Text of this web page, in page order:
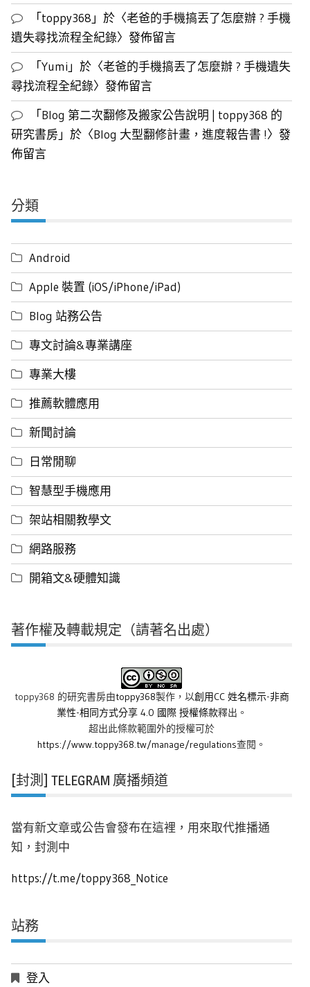
「toppy368 」於〈老爸的手機搞丟了怎麼辦 ? 手機
遺失尋找流程全紀錄〉發佈留言
「Yumi 」於〈老爸的手機搞丟了怎麼辦 ? 手機遺失
尋找流程全紀錄〉發佈留言
「Blog 第二次翻修及搬家公告說明 | toppy368 的
研究書房」於〈Blog 大型翻修計畫，進度報告書 !〉發
佈留言
分類
Android
Apple 裝置 (iOS/iPhone/iPad)
Blog 站務公告
專文討論&專業講座
專業大樓
推薦軟體應用
新聞討論
日常閒聊
智慧型手機應用
架站相關教學文
網路服務
開箱文&硬體知識
著作權及轉載規定（請著名出處）
toppy368 的研究書房由toppy368製作，以創用CC 姓名標示-非商
業性-相同方式分享 4.0 國際 授權條款釋出。
超出此條款範圍外的授權可於
https://www.toppy368.tw/manage/regulations查閱。
[封測] TELEGRAM 廣播頻道
當有新文章或公告會發布在這裡，用來取代推播通
知，封測中
https://t.me/toppy368_Notice
站務
登入